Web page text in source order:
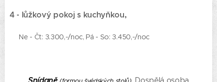
4 - lůžkový pokoj s kuchyňkou,
Ne - Čt: 3.300,-/noc, Pá - So: 3.450,-/noc